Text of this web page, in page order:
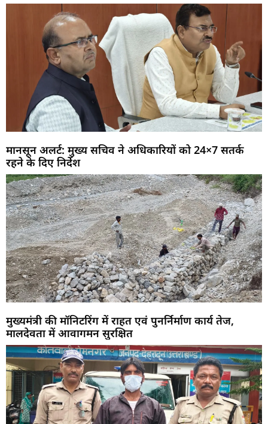
मानसून अलर्ट: मुख्य सचिव ने अधिकारियों को 24×7 सतर्क
रहने के दिए निर्देश
मुख्यमंत्री की मॉनिटरिंग में राहत एवं पुनर्निर्माण कार्य तेज,
मालदेवता में आवागमन सुरक्षित